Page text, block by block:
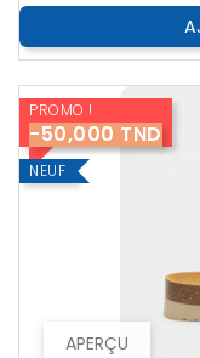
APERÇU
PROMO !
-50,000 TND
NEUF